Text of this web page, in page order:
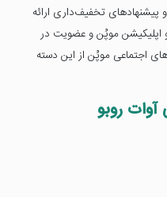
تخفیف‌داری ارائه
اپلیکیشن موپُن و عضویت در
اجتماعی موپُن از این دسته
روبو